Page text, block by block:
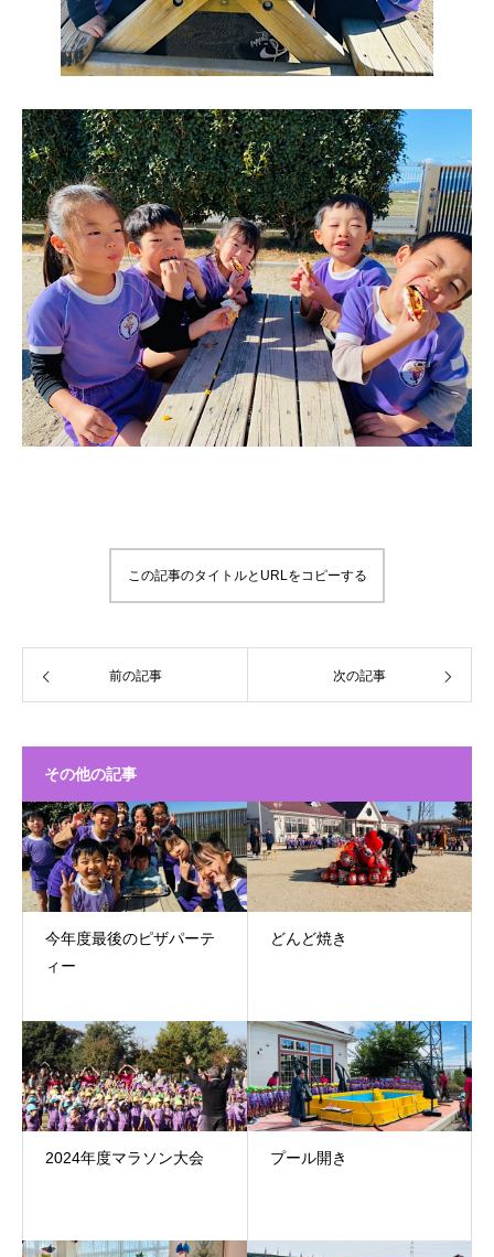
この記事のタイトルとURLをコピーする
前の記事 次の記事
その他の記事
今年度最後のピザパーテ
ィー
どんど焼き
2024年度マラソン大会 プール開き